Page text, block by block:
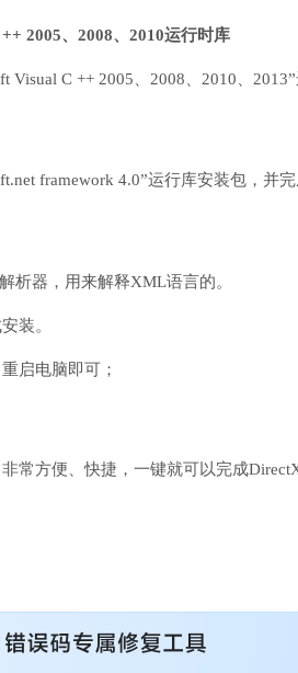
2005、2008、2010运行时库
Visual C ++ 2005、2008、2010、
framework 4.0”运行库安装包，并完
析器，用来解释XML语言的。
装。
启电脑即可；
常方便、快捷，一键就可以完成